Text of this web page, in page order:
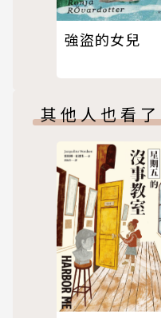
強盜的女兒
其他人也看了